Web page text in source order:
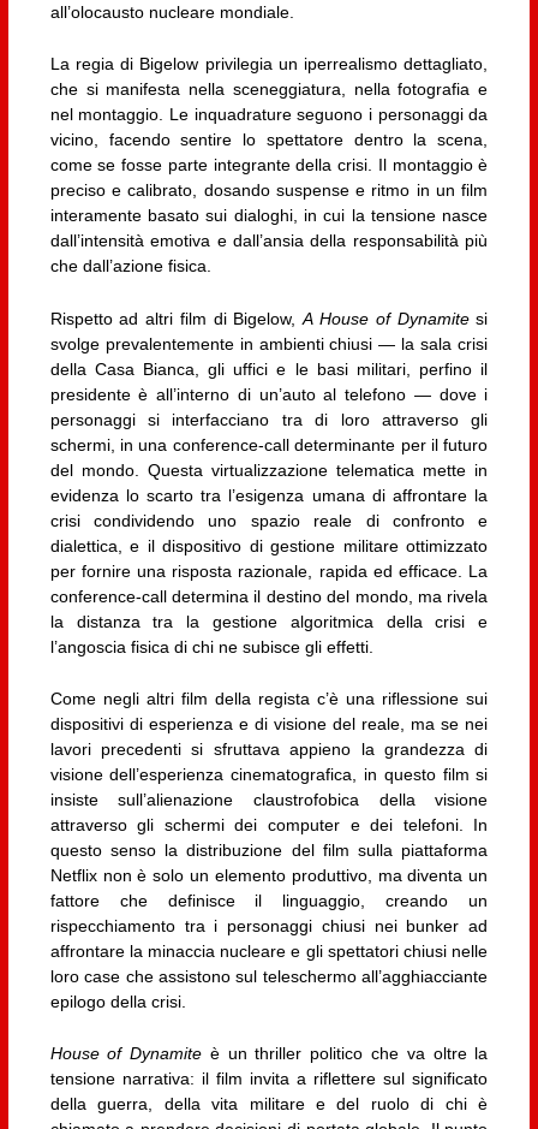
all’olocausto nucleare mondiale.
La regia di Bigelow privilegia un iperrealismo dettagliato,
che si manifesta nella sceneggiatura, nella fotografia e
nel montaggio. Le inquadrature seguono i personaggi da
vicino, facendo sentire lo spettatore dentro la scena,
come se fosse parte integrante della crisi. Il montaggio è
preciso e calibrato, dosando suspense e ritmo in un film
interamente basato sui dialoghi, in cui la tensione nasce
dall’intensità emotiva e dall’ansia della responsabilità più
che dall’azione fisica.
Rispetto ad altri film di Bigelow,A House of Dynamitesi
svolge prevalentemente in ambienti chiusi — la sala crisi
della Casa Bianca, gli uffici e le basi militari, perfino il
presidente è all’interno di un’auto al telefono — dove i
personaggi si interfacciano tra di loro attraverso gli
schermi, in una conference-call determinante per il futuro
del mondo. Questa virtualizzazione telematica mette in
evidenza lo scarto tra l’esigenza umana di affrontare la
crisi condividendo uno spazio reale di confronto e
dialettica, e il dispositivo di gestione militare ottimizzato
per fornire una risposta razionale, rapida ed efficace. La
conference-call determina il destino del mondo, ma rivela
la distanza tra la gestione algoritmica della crisi e
l’angoscia fisica di chi ne subisce gli effetti.
Come negli altri film della regista c’è una riflessione sui
dispositivi di esperienza e di visione del reale, ma se nei
lavori precedenti si sfruttava appieno la grandezza di
visione dell’esperienza cinematografica, in questo film si
insiste sull’alienazione claustrofobica della visione
attraverso gli schermi dei computer e dei telefoni. In
questo senso la distribuzione del film sulla piattaforma
Netflix non è solo un elemento produttivo, ma diventa un
fattore che definisce il linguaggio, creando un
rispecchiamento tra i personaggi chiusi nei bunker ad
affrontare la minaccia nucleare e gli spettatori chiusi nelle
loro case che assistono sul teleschermo all’agghiacciante
epilogo della crisi.
House of Dynamite è un thriller politico che va oltre la
tensione narrativa: il film invita a riflettere sul significato
della guerra, della vita militare e del ruolo di chi è